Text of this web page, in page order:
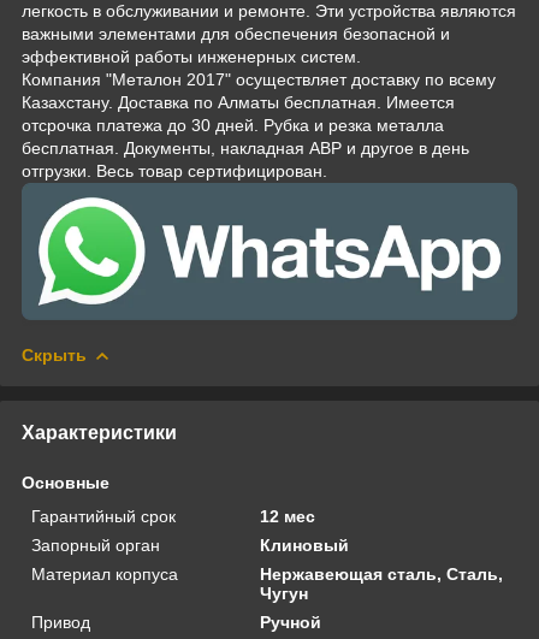
легкость в обслуживании и ремонте. Эти устройства являются
важными элементами для обеспечения безопасной и
эффективной работы инженерных систем.
Компания "Металон 2017" осуществляет доставку по всему
Казахстану. Доставка по Алматы бесплатная. Имеется
отсрочка платежа до 30 дней. Рубка и резка металла
бесплатная. Документы, накладная АВР и другое в день
отгрузки. Весь товар сертифицирован.
Скрыть
Характеристики
Основные
Гарантийный срок
12 мес
Запорный орган
Клиновый
Материал корпуса
Нержавеющая сталь, Сталь,
Чугун
Привод
Ручной